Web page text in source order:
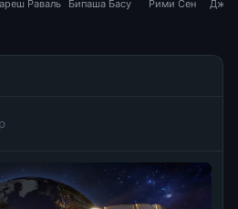
Раваль Бипаша Басу Рими Сен